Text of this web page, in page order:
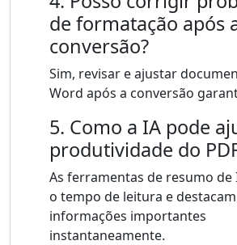
de formatação após
conversão?
Sim, revisar e ajustar
Word após a conversão
5. Como a IA pode
produtividade do
As ferramentas de resumo de
o tempo de leitura e destacam
informações importantes
instantaneamente.